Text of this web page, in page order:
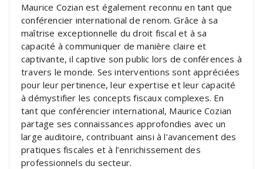
Maurice Cozian est également reconnu en tant que
conférencier international de renom. Grâce à sa
maîtrise exceptionnelle du droit fiscal et à sa
capacité à communiquer de manière claire et
captivante, il captive son public lors de conférences à
travers le monde. Ses interventions sont appréciées
pour leur pertinence, leur expertise et leur capacité
à démystifier les concepts fiscaux complexes. En
tant que conférencier international, Maurice Cozian
partage ses connaissances approfondies avec un
large auditoire, contribuant ainsi à l’avancement des
pratiques fiscales et à l’enrichissement des
professionnels du secteur.